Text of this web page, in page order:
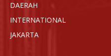
DAERAH
INTERNATIONAL
JAKARTA